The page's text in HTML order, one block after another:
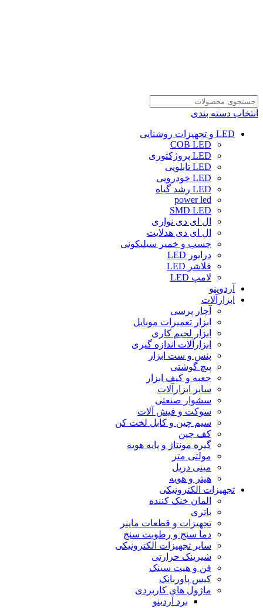
انتخاب دسته بندی
LED و تجهیزات روشنایی
COB LED
LED پروژکتوری
LED تابلویی
LED خودرویی
LED رشد گیاه
power led
SMD LED
ال ای دی نواری
ال ای دی هدلایت
چسب و خمیر سیلیکونی
درایور LED
فلاشر LED
لامپ LED
آردوینو
ابزارآلات
آچار پرسی
ابزار تعمیرات موبایل
ابزار لحیم کاری
ابزارآلات اندازه گیری
پنس و ست ابزار
پیچ گوشتی
جعبه و کیف ابزار
سایر ابزارآلات
سشوار صنعتی
سوکت و فیش آلات
سیم چین و کابل لخت کن
کف چین
گیره مونتاژ و پایه هویه
مولتی متر
مینی دریل
هیتر و هویه
تجهیزات الکترونیکی
المان خنک کننده
باتری
تجهیزات و قطعات ماینر
دما سنج و رطوبت سنج
سایر تجهیزات الکترونیکی
شیرینک حرارتی
فن و هیت سینک
کیس پاوربانک
ماژول های کاربردی
برد آردینو